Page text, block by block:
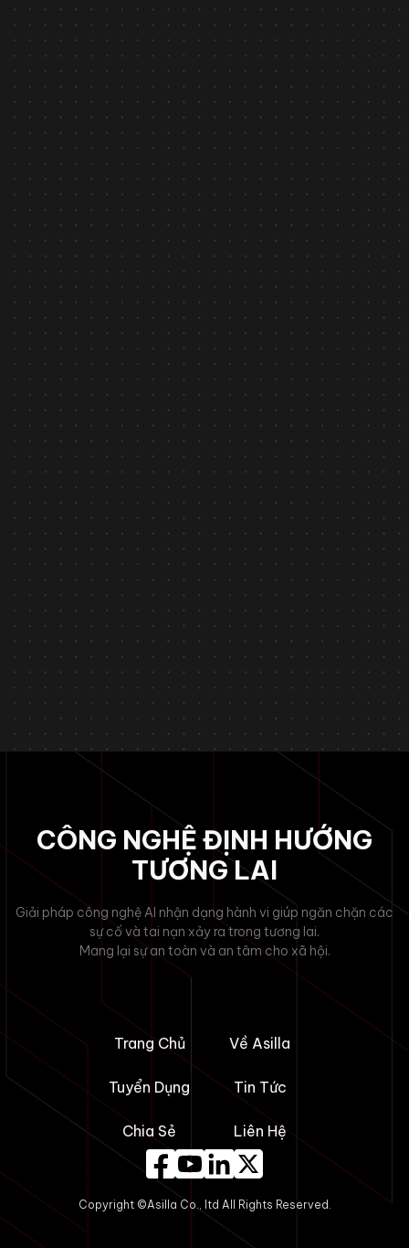
THƯ CHÚC TẾT 2026 TỪ CEO ASILLA VIỆT NAM
Tìm hiểu
Tin tức December 23, 2025
Asilla vinh dự đạt Giải thưởng Thành phố Thông minh
Việt Nam 2025
CÔNG NGHỆ ĐỊNH HƯỚNG
TƯƠNG LAI
Giải pháp công nghệ AI nhận dạng hành vi giúp ngăn chặn các
sự cố và tai nạn xảy ra trong tương lai.
Mang lại sự an toàn và an tâm cho xã hội.
Trang Chủ Về Asilla
Tuyển Dụng Tin Tức
Chia Sẻ Liên Hệ
Copyright ©Asilla Co., ltd All Rights Reserved.